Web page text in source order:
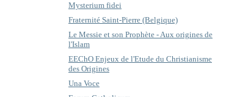
Mysterium fidei
Fraternité Saint-Pierre (Belgique)
Le Messie et son Prophète - Aux origines de
l'Islam
EEChO Enjeux de l'Etude du Christianisme
des Origines
Una Voce